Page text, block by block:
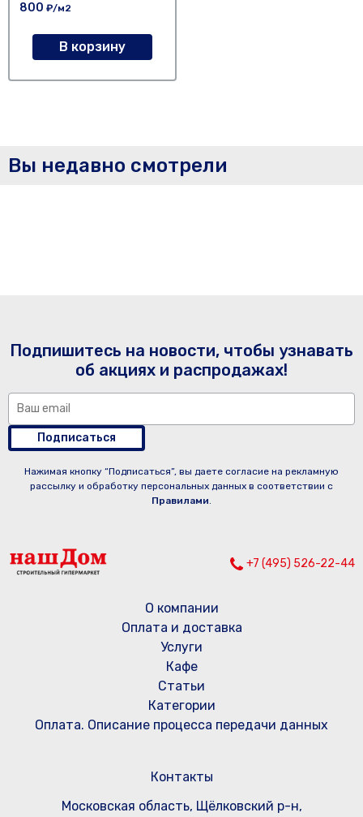
800 ₽/м2
В корзину
Вы недавно смотрели
Подпишитесь на новости, чтобы узнавать
об акциях и распродажах!
Подписаться
Нажимая кнопку “Подписаться”, вы даете согласие на рекламную
рассылку и обработку персональных данных в соответствии с
Правилами.
+7 (495) 526-22-44
О компании
Оплата и доставка
Услуги
Кафе
Статьи
Категории
Оплата. Описание процесса передачи данных
Контакты
Московская область, Щёлковский р-н,